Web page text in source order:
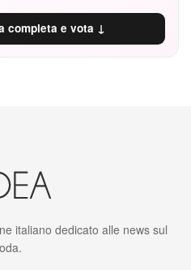
completa e vota ↓
italiano dedicato alle news sul